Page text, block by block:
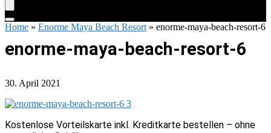
Home » Enorme Maya Beach Resort » enorme-maya-beach-resort-6
enorme-maya-beach-resort-6
30. April 2021
Kostenlose Vorteilskarte inkl. Kreditkarte bestellen – ohne